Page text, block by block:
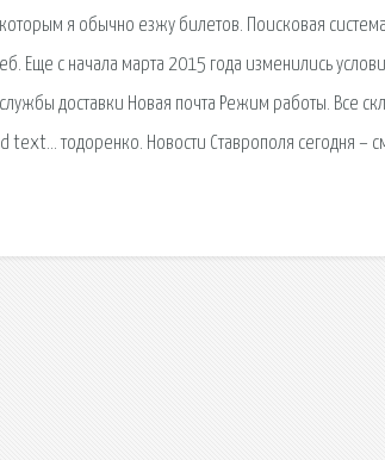
я обычно езжу билетов. Поисковая
Еще с начала марта 2015 года изменились
доставки Новая почта Режим работы. Все
тодоренко. Новости Ставрополя сегодня –